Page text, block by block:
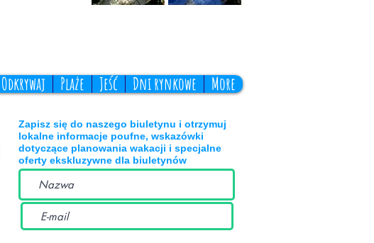
Odkrywaj Plaże Jeść Dni rynkowe More
Zapisz się do naszego biuletynu i otrzymuj
lokalne informacje poufne, wskazówki
dotyczące planowania wakacji i specjalne
oferty ekskluzywne dla biuletynów